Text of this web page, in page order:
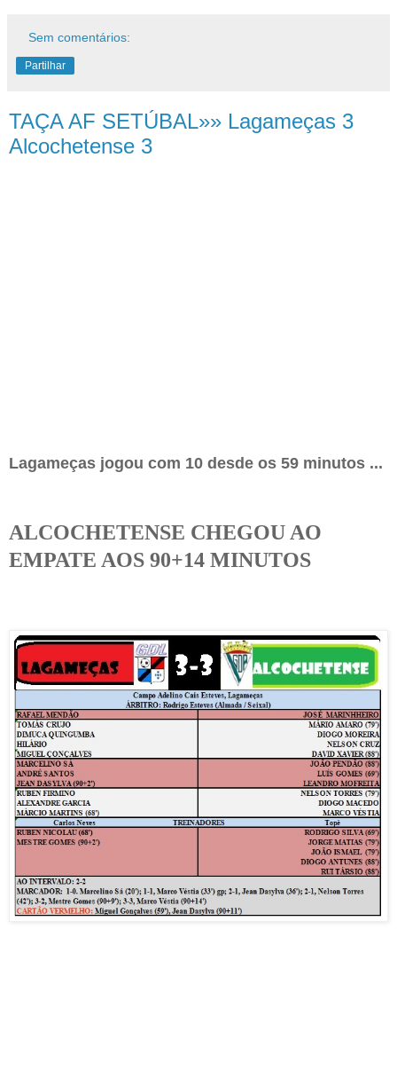
Sem comentários:
Partilhar
TAÇA AF SETÚBAL»» Lagameças 3
Alcochetense 3
Lagameças jogou com 10 desde os 59 minutos ...
ALCOCHETENSE CHEGOU AO
EMPATE AOS 90+14 MINUTOS